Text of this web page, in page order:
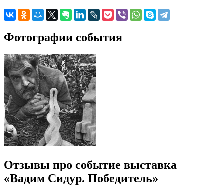
Фотографии события
Отзывы про событие выставка
«Вадим Сидур. Победитель»